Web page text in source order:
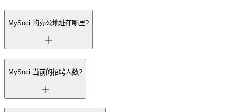
MySoci 的办公地址在哪里?
MySoci 当前的招聘人数?